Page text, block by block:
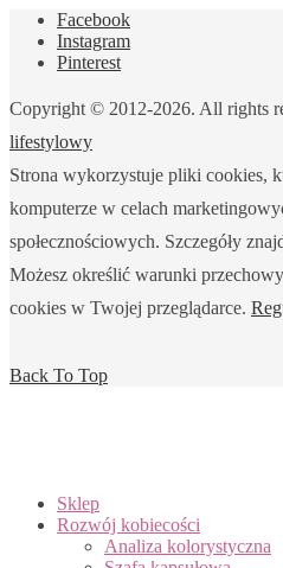
Facebook
Instagram
Pinterest
Copyright © 2012-2026. All rights
lifestylowy
Strona wykorzystuje pliki cookies,
komputerze w celach
społecznościowych. Szczegóły
Możesz określić warunki
cookies w Twojej przeglądarce.
Back To Top
Sklep
Rozwój kobiecości
Analiza kolorystyczna